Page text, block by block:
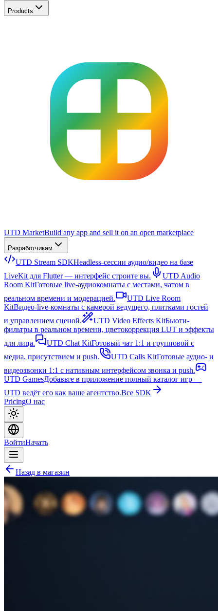
Products
UTD MarketBuild any app and sell it on an open marketplace
Разработчикам
UTD Stream SDKHeadless-сессии аудио/видео на базе
LiveKit для Flutter — интерфейс строите вы.
UTD Audio
Room KitГотовые live-аудиокомнаты с местами, чатом в
реальном времени и модерацией.
UTD Live Room
KitВидео-live-комнаты с камерой ведущего, плитками гостей
и управлением сценой.
UTD Video Effects KitБьюти-
фильтры в реальном времени, цветокоррекция LUT и эффекты
для лица.
UTD Chat KitГотовый чат 1:1 и групповой с
медиа, присутствием и push.
UTD Calls KitГотовые аудио- и
видеозвонки 1:1 с нативным интерфейсом звонка и push.
UTD GamesДобавьте в приложение полный каталог игр —
UTD ведёт его как ваше агентство.Все SDK
PricingО нас
ВойтиНачать
Назад в магазин